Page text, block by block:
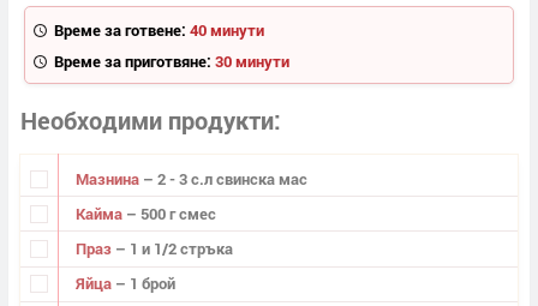
Време за готвене: 40 минути
Време за приготвяне: 30 минути
Необходими продукти
Мазнина – 2 - 3 с.л свинска мас
Кайма – 500 г смес
Праз – 1 и 1/2 стръка
Яйца – 1 брой